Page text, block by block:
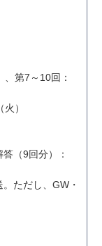
、第7～10回：
）
（9回分）：
ただし、GW・